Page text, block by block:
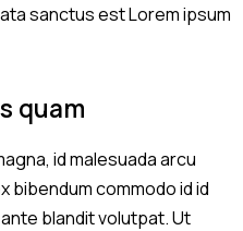
sanctus est Lorem ipsum
quam
id malesuada arcu
bibendum commodo id id
blandit volutpat. Ut